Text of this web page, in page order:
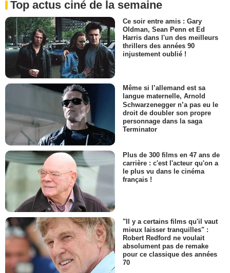
Top actus ciné de la semaine
Ce soir entre amis : Gary
Oldman, Sean Penn et Ed
Harris dans l'un des meilleurs
thrillers des années 90
injustement oublié !
Même si l’allemand est sa
langue maternelle, Arnold
Schwarzenegger n’a pas eu le
droit de doubler son propre
personnage dans la saga
Terminator
Plus de 300 films en 47 ans de
carrière : c'est l'acteur qu'on a
le plus vu dans le cinéma
français !
"Il y a certains films qu'il vaut
mieux laisser tranquilles" :
Robert Redford ne voulait
absolument pas de remake
pour ce classique des années
70